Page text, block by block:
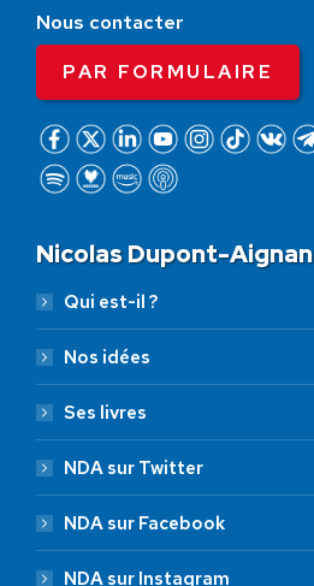
Nous contacter
PAR FORMULAIRE
Nicolas Dupont-Aignan
Qui est-il ?
Nos idées
Ses livres
NDA sur Twitter
NDA sur Facebook
NDA sur Instagram